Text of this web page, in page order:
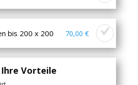
bis 200 x 200 70,00 €
Ihre Vorteile